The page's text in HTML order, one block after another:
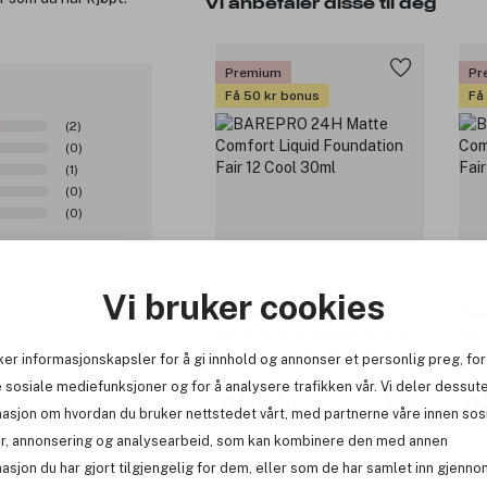
Vi bruker cookies
informasjonskapsler for å gi innhold og annonser et personlig preg, for
sosiale mediefunksjoner og for å analysere trafikken vår. Vi deler
om hvordan du bruker nettstedet vårt, med partnerne våre innen
annonsering og analysearbeid, som kan kombinere den med annen
du har gjort tilgjengelig for dem, eller som de har samlet inn
Premium
Få 50 kr bonus
bareMinerals
Liquid Foundation Fair 12 Cool
499 kr
(2)
(0)
(1)
(0)
(0)
0